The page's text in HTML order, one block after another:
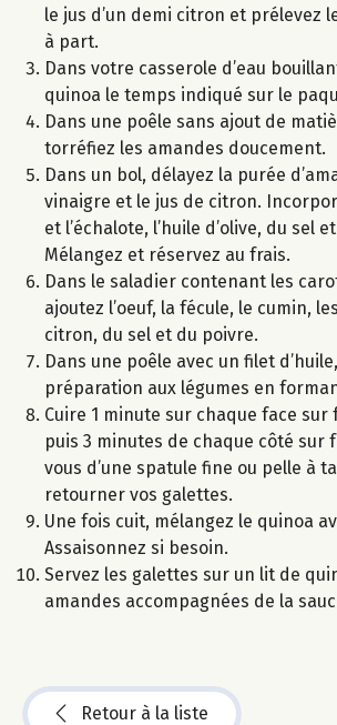
le jus d’un demi citron et prélevez
à part.
Dans votre casserole d’eau
quinoa le temps indiqué sur le
Dans une poêle sans ajout de
torréfiez les amandes doucement.
Dans un bol, délayez la purée
vinaigre et le jus de citron.
et l’échalote, l’huile d’olive, du sel
Mélangez et réservez au frais.
Dans le saladier contenant les
ajoutez l’oeuf, la fécule, le cumin,
citron, du sel et du poivre.
Dans une poêle avec un filet
préparation aux légumes en
Cuire 1 minute sur chaque face sur
puis 3 minutes de chaque côté sur
vous d’une spatule fine ou pelle à
retourner vos galettes.
Une fois cuit, mélangez le quinoa
Assaisonnez si besoin.
Servez les galettes sur un lit de
amandes accompagnées de la
Retour à la liste